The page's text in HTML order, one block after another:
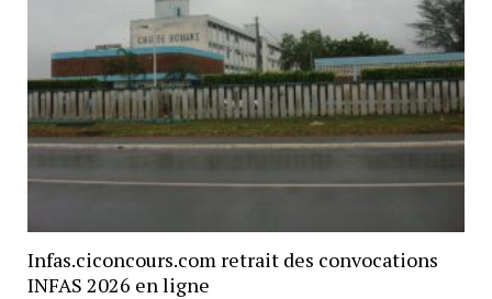
Infas.ciconcours.com retrait des convocations
INFAS 2026 en ligne